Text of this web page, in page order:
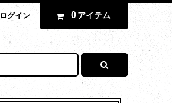
ログイン 0 アイテム